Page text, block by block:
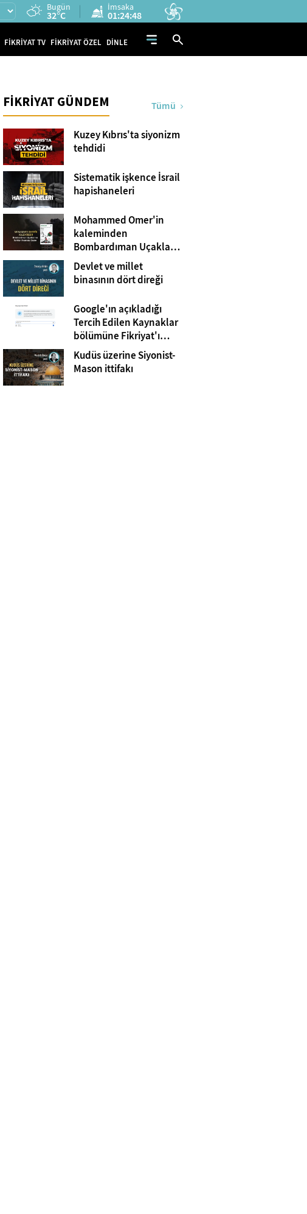
Bugün
32°C
İmsaka
01:24:47
FİKRİYAT TV FİKRİYAT ÖZEL DİNLE
FİKRİYAT GÜNDEM Tümü
Kuzey Kıbrıs'ta siyonizm
tehdidi
Sistematik işkence İsrail
hapishaneleri
Mohammed Omer'in
kaleminden
Bombardıman Uçakları
ve Tanklar Arasında
Gazze
Devlet ve millet
binasının dört direği
Google'ın açıkladığı
Tercih Edilen Kaynaklar
bölümüne Fikriyat'ı
eklemeyi unutmayın!
Kudüs üzerine Siyonist-
Mason ittifakı